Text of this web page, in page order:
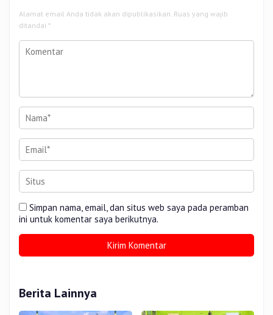
Alamat email Anda tidak akan dipublikasikan. Ruas yang wajib
ditandai *
Simpan nama, email, dan situs web saya pada peramban
ini untuk komentar saya berikutnya.
Berita Lainnya